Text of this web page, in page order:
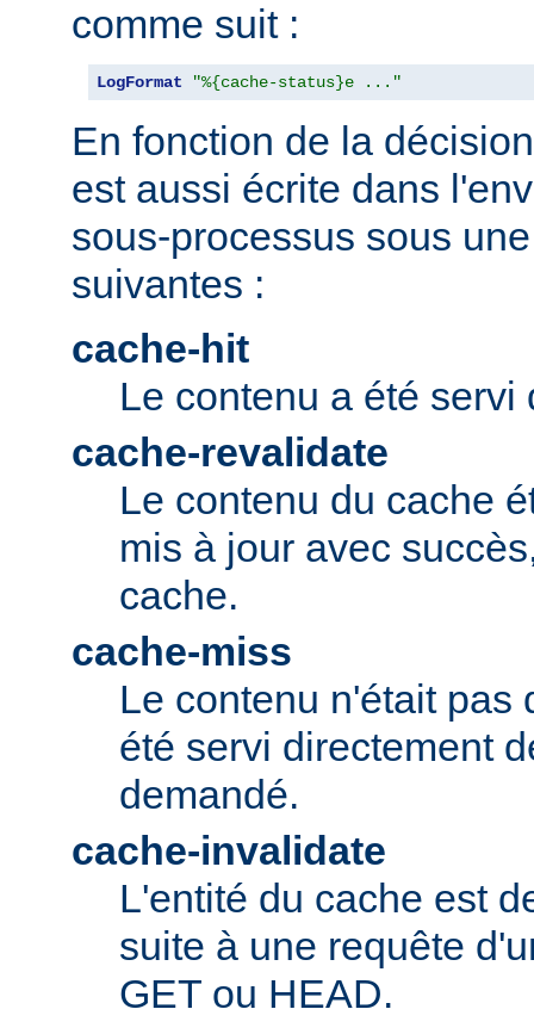
comme suit :
LogFormat "%{cache-status}e ..."
En fonction de la
est aussi écrite dans
sous-processus sous
suivantes :
cache-hit
Le contenu a été servi
cache-revalidate
Le contenu du cache
mis à jour avec
cache.
cache-miss
Le contenu n'était pas
été servi directement
demandé.
cache-invalidate
L'entité du cache est
suite à une requête
GET ou HEAD.